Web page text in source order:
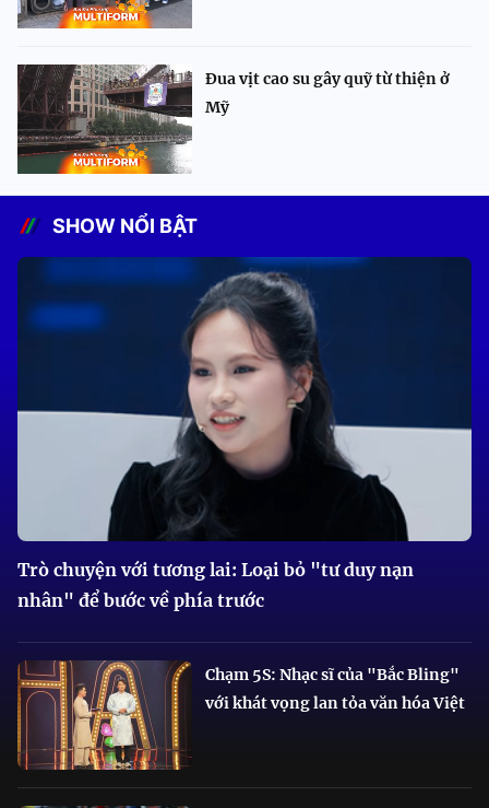
Đua vịt cao su gây quỹ từ thiện ở
Mỹ
SHOW NỔI BẬT
Trò chuyện với tương lai: Loại bỏ "tư duy nạn
nhân" để bước về phía trước
Chạm 5S: Nhạc sĩ của "Bắc Bling"
với khát vọng lan tỏa văn hóa Việt